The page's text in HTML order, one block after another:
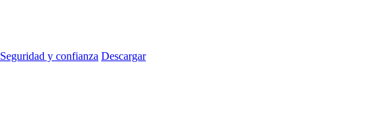
Seguridad y confianza Descargar